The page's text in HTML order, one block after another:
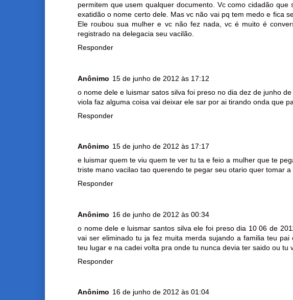
permitem que usem qualquer documento. Vc como cidadão
exatidão o nome certo dele. Mas vc não vai pq tem medo e fica
Ele roubou sua mulher e vc não fez nada, vc é muito é
registrado na delegacia seu vacilão.
Responder
Anônimo 15 de junho de 2012 às 17:12
o nome dele e luismar satos silva foi preso no dia dez de junho
viola faz alguma coisa vai deixar ele sar por ai tirando onda que
Responder
Anônimo 15 de junho de 2012 às 17:17
e luismar quem te viu quem te ver tu ta e feio a mulher que te
triste mano vacilao tao querendo te pegar seu otario quer tomar
Responder
Anônimo 16 de junho de 2012 às 00:34
o nome dele e luismar santos silva ele foi preso dia 10 06 de
vai ser eliminado tu ja fez muita merda sujando a familia teu
teu lugar e na cadei volta pra onde tu nunca devia ter saido ou tu
Responder
Anônimo 16 de junho de 2012 às 01:04